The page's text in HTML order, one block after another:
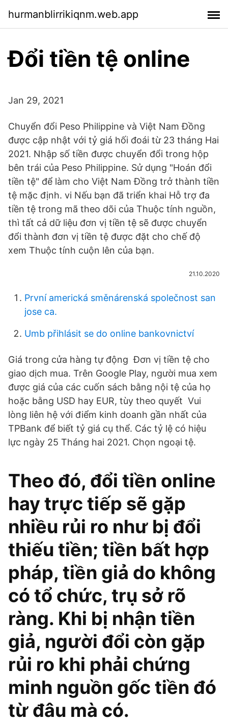
hurmanblirrikiqnm.web.app
Đổi tiền tệ online
Jan 29, 2021
Chuyển đổi Peso Philippine và Việt Nam Đồng
được cập nhật với tỷ giá hối đoái từ 23 tháng Hai
2021. Nhập số tiền được chuyển đổi trong hộp
bên trái của Peso Philippine. Sử dụng "Hoán đổi
tiền tệ" để làm cho Việt Nam Đồng trở thành tiền
tệ mặc định. vi Nếu bạn đã triển khai Hỗ trợ đa
tiền tệ trong mã theo dõi của Thuộc tính nguồn,
thì tất cả dữ liệu đơn vị tiền tệ sẽ được chuyển
đổi thành đơn vị tiền tệ được đặt cho chế độ
xem Thuộc tính cuộn lên của bạn.
21.10.2020
První americká směnárenská společnost san
jose ca.
Umb přihlásit se do online bankovnictví
Giá trong cửa hàng tự động Đơn vị tiền tệ cho
giao dịch mua. Trên Google Play, người mua xem
được giá của các cuốn sách bằng nội tệ của họ
hoặc bằng USD hay EUR, tùy theo quyết Vui
lòng liên hệ với điểm kinh doanh gần nhất của
TPBank để biết tỷ giá cụ thể. Các tỷ lệ có hiệu
lực ngày 25 Tháng hai 2021. Chọn ngoại tệ.
Theo đó, đổi tiền online
hay trực tiếp sẽ gặp
nhiều rủi ro như bị đổi
thiếu tiền; tiền bất hợp
pháp, tiền giả do không
có tổ chức, trụ sở rõ
ràng. Khi bị nhận tiền
giả, người đổi còn gặp
rủi ro khi phải chứng
minh nguồn gốc tiền đó
từ đâu mà có.